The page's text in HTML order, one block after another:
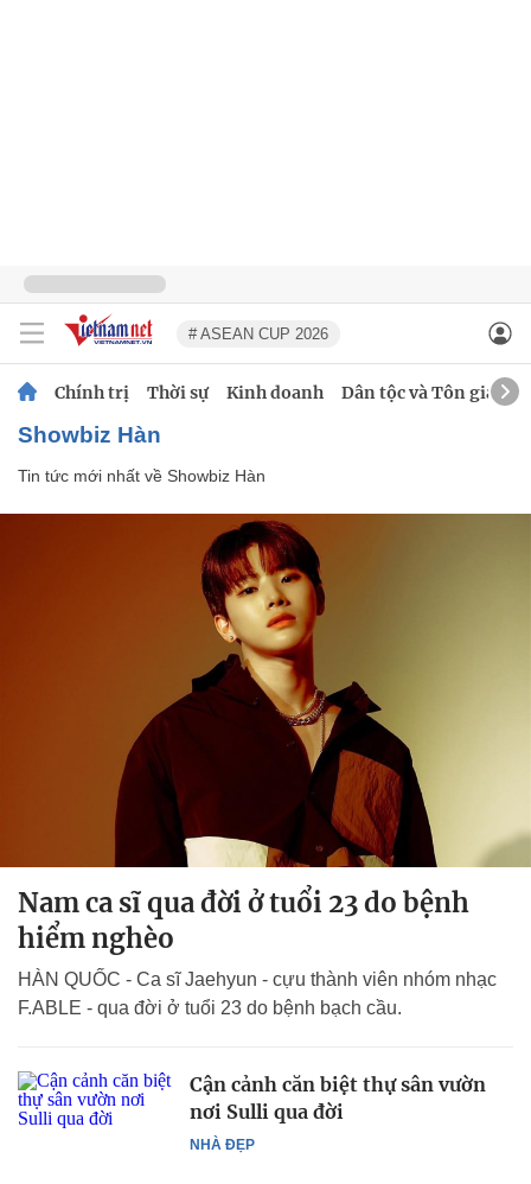
# ASEAN CUP 2026
Chính trị Thời sự Kinh doanh Dân tộc và Tôn giáo
Showbiz Hàn
Tin tức mới nhất về Showbiz Hàn
Nam ca sĩ qua đời ở tuổi 23 do bệnh
hiểm nghèo
HÀN QUỐC - Ca sĩ Jaehyun - cựu thành viên nhóm nhạc
F.ABLE - qua đời ở tuổi 23 do bệnh bạch cầu.
NHÀ ĐẸP
Cận cảnh căn biệt thự sân vườn
nơi Sulli qua đời